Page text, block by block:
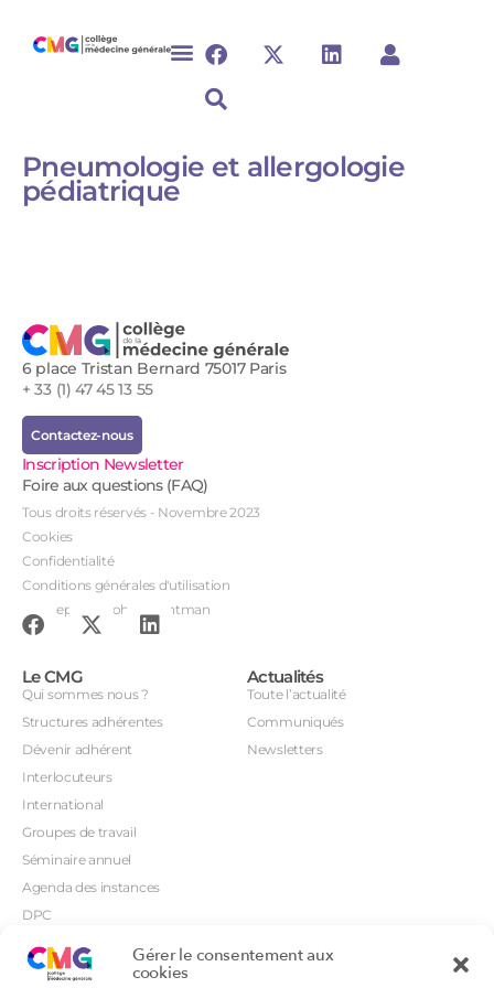
Gérer le consentement aux
cookies
Pneumologie et allergologie
pédiatrique​
6 place Tristan Bernard 75017 Paris
+ 33 (1) 47 45 13 55
Contactez-nous
Inscription Newsletter
Foire aux questions (FAQ)
Tous droits réservés - Novembre 2023
Cookies
Confidentialité
Conditions générales d'utilisation
Conception : John Brightman
Le CMG
Qui sommes nous ?
Structures adhérentes
Dévenir adhérent
Interlocuteurs
International
Groupes de travail
Séminaire annuel
Agenda des instances
DPC
Orientations prioritaires
Actualités
Toute l’actualité
Communiqués
Newsletters